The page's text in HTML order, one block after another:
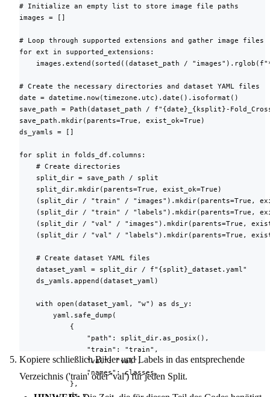
# Initialize an empty list to store image file paths
images = []
# Loop through supported extensions and gather image files
for ext in supported_extensions:
images.extend(sorted((dataset_path /
# Create the necessary directories and dataset YAML files
date = datetime.now(timezone.utc).date().isoformat()
save_path = Path(dataset_path / f"{date}_{ksplit}-
save_path.mkdir(parents=True, exist_ok=True)
ds_yamls = []
for split in folds_df.columns:
    # Create directories
    split_dir = save_path / split
    split_dir.mkdir(parents=True, exist_ok=True)
(split_dir / "train" / "images").mkdir(parents=True,
(split_dir / "train" / "labels").mkdir(parents=True,
(split_dir / "val" / "images").mkdir(parents=True,
(split_dir / "val" / "labels").mkdir(parents=True,
    # Create dataset YAML files
    dataset_yaml = split_dir / f"{split}_dataset.yaml"
    ds_yamls.append(dataset_yaml)
    with open(dataset_yaml, "w") as ds_y:
        yaml.safe_dump(
            {
                "path": split_dir.as_posix(),
                "train": "train",
                "val": "val",
                "names": classes,
            },
Kopiere schließlich Bilder und Labels in das entsprechende
Verzeichnis ('train' oder 'val') für jeden Split.